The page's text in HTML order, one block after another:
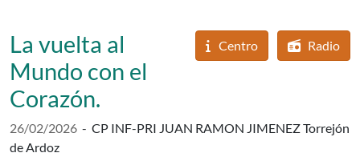
Centro Radio
La vuelta al
Mundo con el
Corazón.
Fecha de publicación:
26/02/2026 - CP INF-PRI JUAN RAMON JIMENEZ Torrejón
de Ardoz